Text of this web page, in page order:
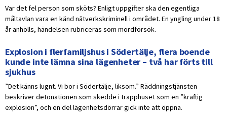
Var det fel person som sköts? Enligt uppgifter ska den egentliga
måltavlan vara en känd nätverkskriminell i området. En yngling under 18
år anhölls, händelsen rubriceras som mordförsök.
Explosion i flerfamiljshus i Södertälje, flera boende
kunde inte lämna sina lägenheter – två har förts till
sjukhus
”Det känns lugnt. Vi bor i Södertälje, liksom.” Räddningstjänsten
beskriver detonationen som skedde i trapphuset som en ”kraftig
explosion”, och en del lägenhetsdörrar gick inte att öppna.